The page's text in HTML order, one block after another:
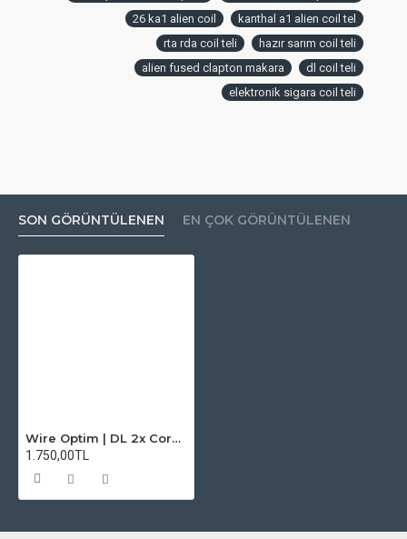
26 ka1 alien coil
kanthal a1 alien coil tel
rta rda coil teli
hazır sarım coil teli
alien fused clapton makara
dl coil teli
elektronik sigara coil teli
SON GÖRÜNTÜLENEN EN ÇOK GÖRÜNTÜLENEN
Wire Optim | DL 2x Core Alien Fused Clapton Makara - 26 ka1 x2 / 36 ka1 - 25 FT
1.750,00TL